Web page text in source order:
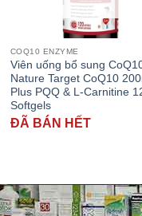
COQ10 ENZYME
Viên uống bổ sung
Nature Target CoQ10
Plus PQQ & L-Carnitine
Softgels
ĐÃ BÁN HẾT